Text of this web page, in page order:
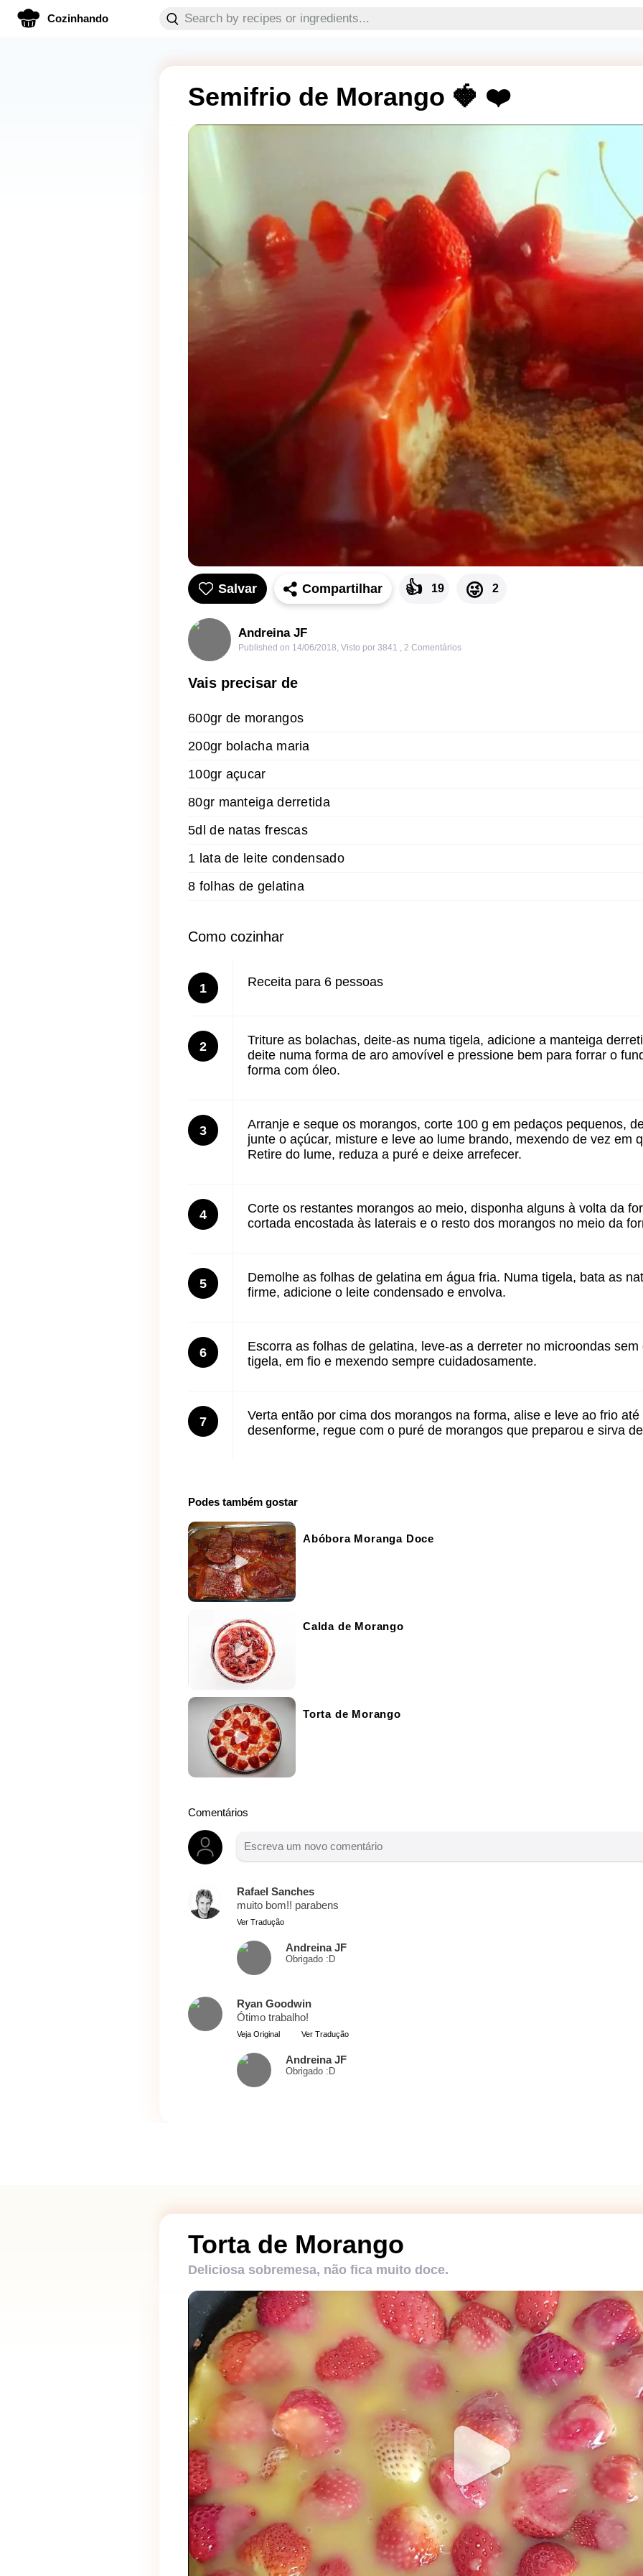
Cozinhando
Semifrio de Morango 🍓 ❤️
Salvar Compartilhar 👍 19 😜 2
Andreina JF
Published on 14/06/2018, Visto por 3841 , 2 Comentários
Vais precisar de
600gr de morangos
200gr bolacha maria
100gr açucar
80gr manteiga derretida
5dl de natas frescas
1 lata de leite condensado
8 folhas de gelatina
Como cozinhar
1 Receita para 6 pessoas
2
Triture as bolachas, deite-as numa tigela, adicione a manteiga
deite numa forma de aro amovível e pressione bem para forrar o
forma com óleo.
3
Arranje e seque os morangos, corte 100 g em pedaços pequenos,
junte o açúcar, misture e leve ao lume brando, mexendo de vez em
Retire do lume, reduza a puré e deixe arrefecer.
4
Corte os restantes morangos ao meio, disponha alguns à volta da
cortada encostada às laterais e o resto dos morangos no meio da
5
Demolhe as folhas de gelatina em água fria. Numa tigela, bata as
firme, adicione o leite condensado e envolva.
6
Escorra as folhas de gelatina, leve-as a derreter no microondas
tigela, em fio e mexendo sempre cuidadosamente.
7
Verta então por cima dos morangos na forma, alise e leve ao frio
desenforme, regue com o puré de morangos que preparou e sirva
Podes também gostar
Abóbora Moranga Doce
Calda de Morango
Torta de Morango
Comentários
Rafael Sanches
muito bom!! parabens
Ver Tradução
Andreina JF
Obrigado :D
Ryan Goodwin
Ótimo trabalho!
Veja Original Ver Tradução
Andreina JF
Obrigado :D
Torta de Morango
Deliciosa sobremesa, não fica muito doce.